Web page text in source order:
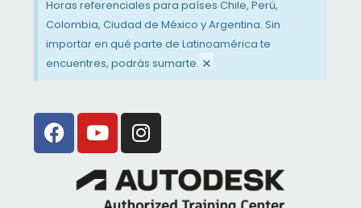
Horas referenciales para países Chile, Perú,
Colombia, Ciudad de México y Argentina. Sin
importar en qué parte de Latinoamérica te
encuentres, podrás sumarte. ×